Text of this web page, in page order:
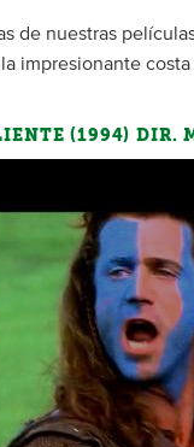
de nuestras
impresionante
(1994) DIR.